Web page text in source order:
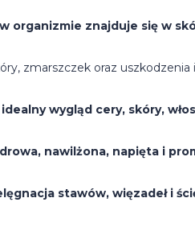
organizmie znajduje się w
zmarszczek oraz
idealny wygląd cery, skóry,
nawilżona, napięta i
stawów, więzadeł i